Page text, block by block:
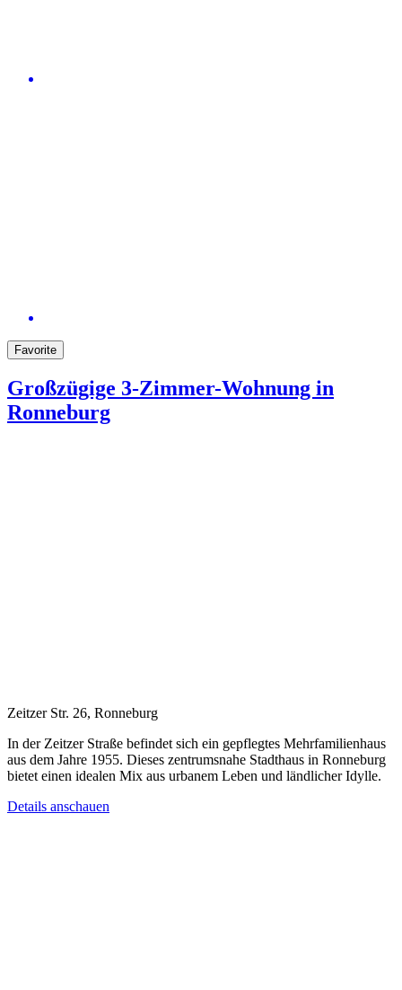
Favorite
Großzügige 3-Zimmer-Wohnung in
Ronneburg
Zeitzer Str. 26, Ronneburg
In der Zeitzer Straße befindet sich ein gepflegtes Mehrfamilienhaus
aus dem Jahre 1955. Dieses zentrumsnahe Stadthaus in Ronneburg
bietet einen idealen Mix aus urbanem Leben und ländlicher Idylle.
Details anschauen